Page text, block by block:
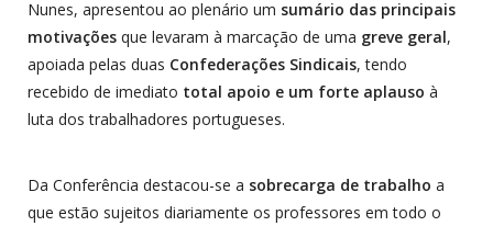
Nunes, apresentou ao plenário um sumário das principais
motivações que levaram à marcação de uma greve geral,
apoiada pelas duas Confederações Sindicais, tendo
recebido de imediato total apoio e um forte aplauso à
luta dos trabalhadores portugueses.
Da Conferência destacou-se a sobrecarga de trabalho a
que estão sujeitos diariamente os professores em todo o